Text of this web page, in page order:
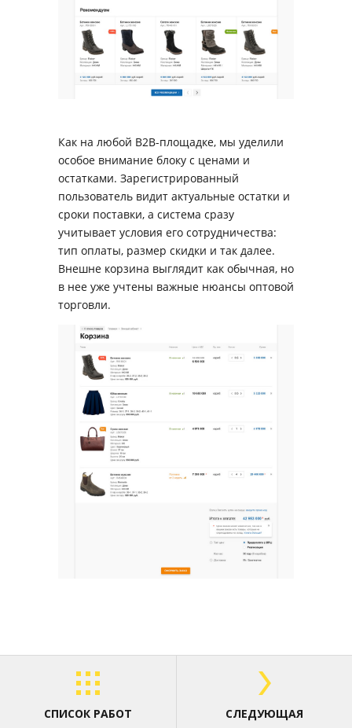
Как на любой B2B-площадке, мы уделили
особое внимание блоку с ценами и
остатками. Зарегистрированный
пользователь видит актуальные остатки и
сроки поставки, а система сразу
учитывает условия его сотрудничества:
тип оплаты, размер скидки и так далее.
Внешне корзина выглядит как обычная, но
в нее уже учтены важные нюансы оптовой
торговли.
СПИСОК РАБОТ СЛЕДУЮЩАЯ